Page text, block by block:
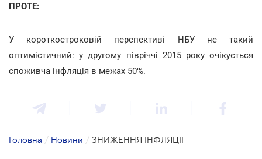
ПРОТЕ:
У короткостроковій перспективі НБУ не такий
оптимістичний: у другому півріччі 2015 року очікується
споживча інфляція в межах 50%.
Головна / Новини / ЗНИЖЕННЯ ІНФЛЯЦІЇ